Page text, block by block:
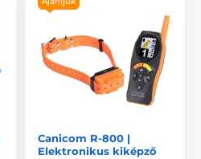
Canicom R-800 |
Elektronikus kiképző